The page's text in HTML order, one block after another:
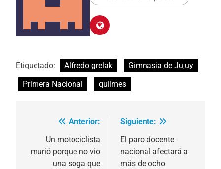
Etiquetado: Alfredo grelak
Gimnasia de Jujuy
Primera Nacional
quilmes
Navegación
entradas
Anterior:
Un motociclista
murió porque no vio
una soga que
Siguiente:
El paro docente
nacional afectará a
más de ocho